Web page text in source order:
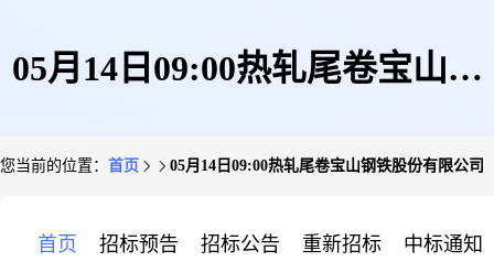
05月14日09:00热轧尾卷宝山钢
您当前的位置： 首页 05月14日09:00热轧尾卷宝山钢铁股份有限公司
首页 招标预告 招标公告 重新招标 中标通知